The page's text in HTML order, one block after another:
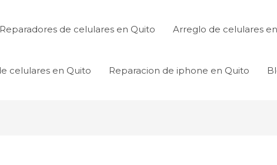
Reparadores de celulares en Quito Arreglo de celulares
celulares en Quito Reparacion de iphone en Quito